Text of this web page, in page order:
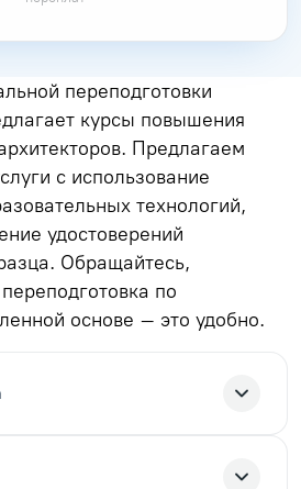
переподготовки
курсы повышения
Предлагаем
с использование
технологий,
удостоверений
Обращайтесь,
по
основе – это удобно.